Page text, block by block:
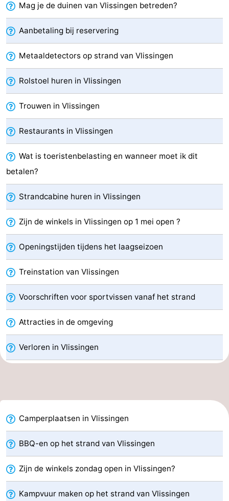
Bowlen
Wellness
centra
Dorpen
&
Steden
Natuur
Rondleidingen
Sporten
-
Fietsen
-
Wandelen
-
Paardrijden
-
Golfbanen
Eten
drinken
Evenementen
Praktisch
Forum
Parkeren
Veerboot
Reisboekenwinkel
Nieuws
Medische
adressen
Regio
Mag je de duinen van Vlissingen betreden?
Aanbetaling bij reservering
Metaaldetectors op strand van Vlissingen
Rolstoel huren in Vlissingen
Trouwen in Vlissingen
Restaurants in Vlissingen
Wat is toeristenbelasting en wanneer moet ik dit
betalen?
Strandcabine huren in Vlissingen
Zijn de winkels in Vlissingen op 1 mei open ?
Openingstijden tijdens het laagseizoen
Treinstation van Vlissingen
Voorschriften voor sportvissen vanaf het strand
Attracties in de omgeving
Verloren in Vlissingen
Camperplaatsen in Vlissingen
BBQ-en op het strand van Vlissingen
Zijn de winkels zondag open in Vlissingen?
Kampvuur maken op het strand van Vlissingen